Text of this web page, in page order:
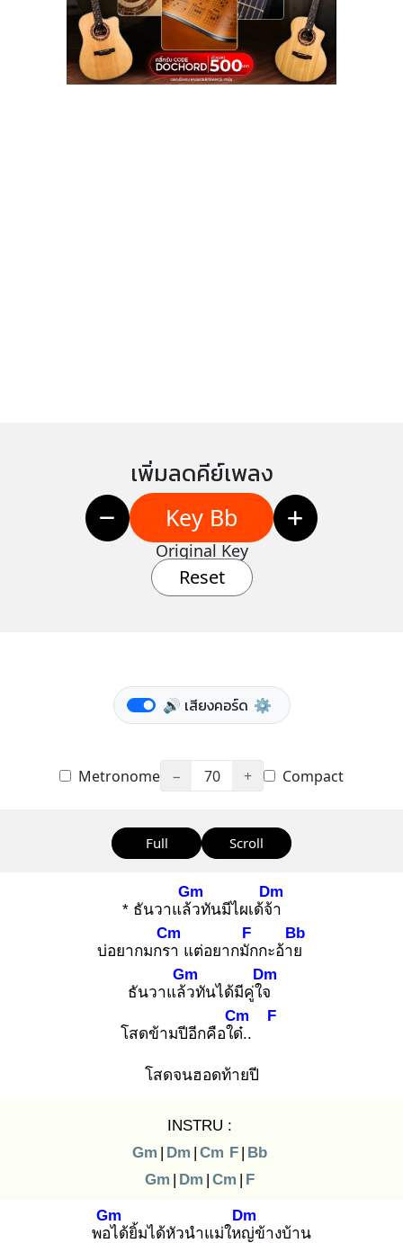
เพิ่มลดคีย์เพลง
Key Bb
Original Key
Reset
🔊 เสียงคอร์ด ⚙️
Metronome − 70 + Compact
Full Scroll
* ธันวาแล้ว
Gm
ทันมีไผเด้จ้า
Dm
บ่อยากมกรา
Cm
แต่อยากมัก
F
กะอ้าย
Bb
ธันวาแล้ว
Gm
ทันได้มีคู่ใจ
Dm
โสดข้ามปีอีกคือใด๋.
Cm
.
F
โสดจนฮอดท้ายปี
INSTRU :
Gm | Dm | Cm F | Bb
Gm | Dm | Cm | F
พอไ
Gm
ด้ยิ้มได้หัวนำแม่ใหญ่
Dm
ข้างบ้าน